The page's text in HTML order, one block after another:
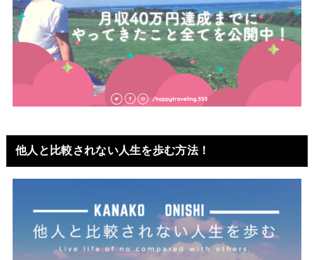
他人と比較されない人生を歩む方法！